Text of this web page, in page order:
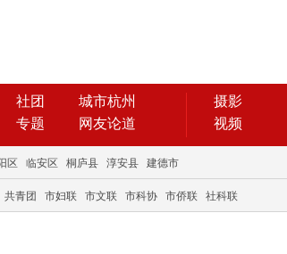
社团
城市杭州
专题 网友论道
摄影
视频
区 临安区 桐庐县 淳安县 建德市
共青团 市妇联 市文联 市科协 市侨联 社科联